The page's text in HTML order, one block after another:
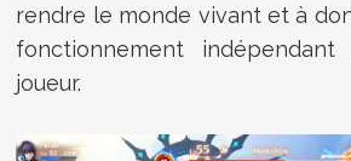
rendre le monde vivant et à
fonctionnement
joueur.